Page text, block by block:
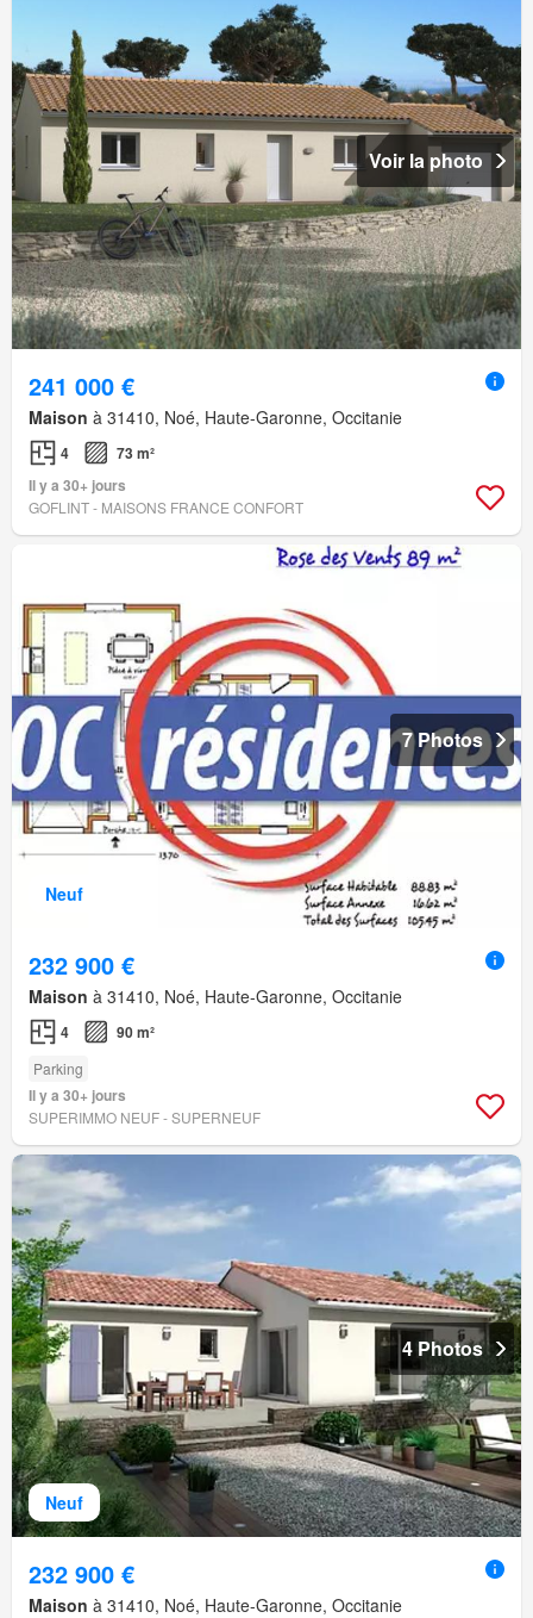
Voir la photo
241 000 €
Maison à 31410, Noé, Haute-Garonne, Occitanie
4
73 m²
Il y a 30+ jours
GOFLINT - MAISONS FRANCE CONFORT
Neuf
7 Photos
232 900 €
Maison à 31410, Noé, Haute-Garonne, Occitanie
4 90 m²
Parking
Il y a 30+ jours
SUPERIMMO NEUF - SUPERNEUF
Neuf
4 Photos
232 900 €
Maison à 31410, Noé, Haute-Garonne, Occitanie